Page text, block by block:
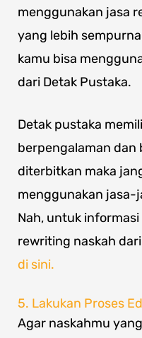
menggunakan jasa
yang lebih
kamu bisa
dari Detak Pustaka.
Detak pustaka
berpengalaman dan
diterbitkan maka
menggunakan jasa-
Nah, untuk
rewriting naskah
di sini.
5. Lakukan Proses
Agar naskahmu